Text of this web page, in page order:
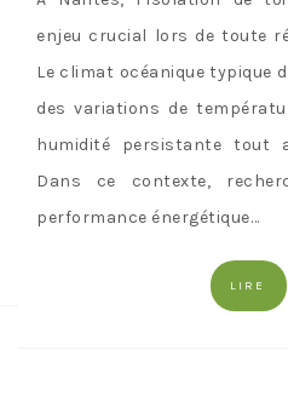
enjeu crucial lors de toute
Le climat océanique typique
des variations de
humidité persistante tout
Dans ce contexte,
performance énergétique…
LIRE